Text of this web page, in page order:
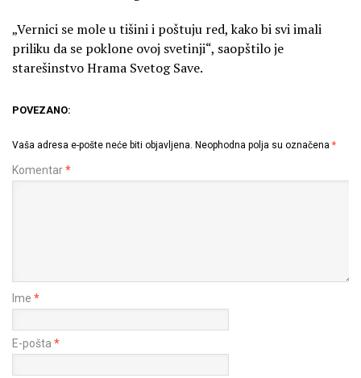
„Vernici se mole u tišini i poštuju red, kako bi svi imali
priliku da se poklone ovoj svetinji“, saopštilo je
starešinstvo Hrama Svetog Save.
POVEZANO:
Vaša adresa e-pošte neće biti objavljena. Neophodna polja su označena *
Komentar*
Ime *
E-pošta *